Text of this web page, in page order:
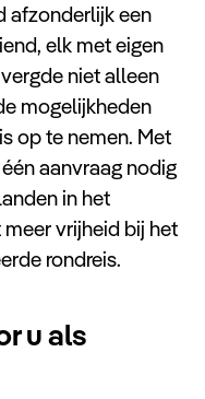
afzonderlijk een
elk met eigen
niet alleen
mogelijkheden
op te nemen. Met
aanvraag nodig
in het
vrijheid bij het
rondreis.
u als